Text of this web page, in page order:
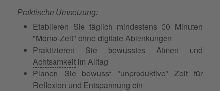
Praktische Umsetzung:
Etablieren Sie täglich mindestens 30 Minuten
"Momo-Zeit" ohne digitale Ablenkungen
Praktizieren Sie bewusstes Atmen und
Achtsamkeit im Alltag
Planen Sie bewusst "unproduktive" Zeit für
Reflexion und Entspannung ein